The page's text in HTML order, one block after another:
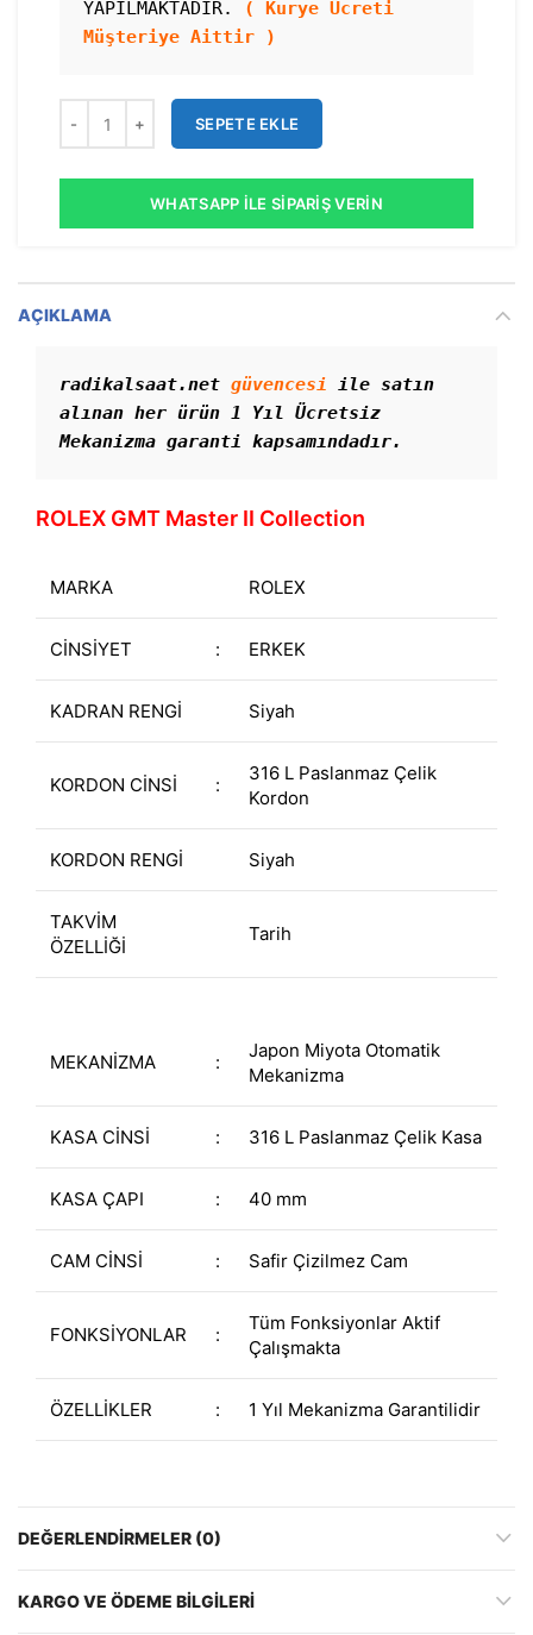
YAPILMAKTADIR.
( Kurye Ücreti
Müşteriye Aittir )
SEPETE EKLE
WHATSAPP İLE SIPARIŞ VERIN
AÇIKLAMA
radikalsaat.net güvencesi ile satın
alınan her ürün 1 Yıl Ücretsiz
Mekanizma garanti kapsamındadır.
ROLEX GMT Master II Collection
MARKA ROLEX
CİNSİYET : ERKEK
KADRAN RENGİ Siyah
KORDON CİNSİ :
316 L Paslanmaz Çelik
Kordon
KORDON RENGİ Siyah
TAKVİM
ÖZELLİĞİ
Tarih
MEKANİZMA :
Japon Miyota Otomatik
Mekanizma
KASA CİNSİ : 316 L Paslanmaz Çelik Kasa
KASA ÇAPI : 40 mm
CAM CİNSİ : Safir Çizilmez Cam
FONKSİYONLAR :
Tüm Fonksiyonlar Aktif
Çalışmakta
ÖZELLİKLER : 1 Yıl Mekanizma Garantilidir
DEĞERLENDIRMELER (0)
KARGO VE ÖDEME BILGILERI